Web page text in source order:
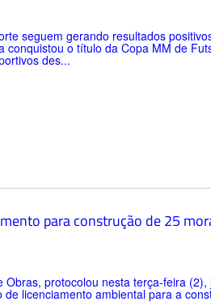
seguem gerando resultados
o título da Copa MM de
des...
para construção de 25
protocolou nesta terça-feira
licenciamento ambiental para a